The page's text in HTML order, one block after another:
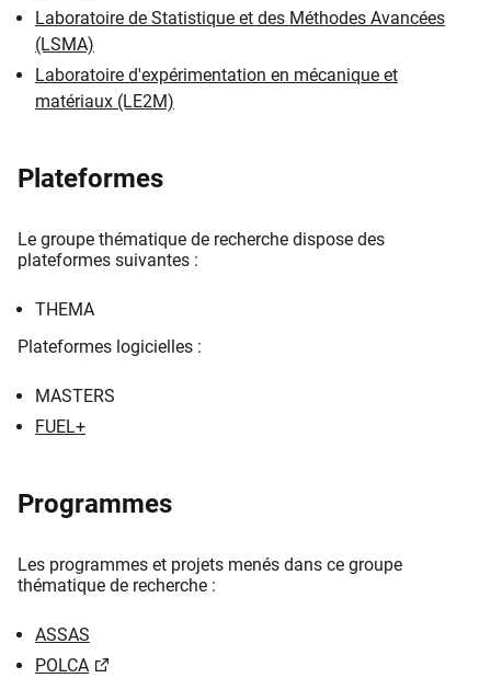
Laboratoire de Statistique et des Méthodes Avancées
(LSMA)
Laboratoire d'expérimentation en mécanique et
matériaux (LE2M)
Plateformes
Le groupe thématique de recherche dispose des
plateformes suivantes :
THEMA
Plateformes logicielles :
MASTERS
FUEL+
Programmes
Les programmes et projets menés dans ce groupe
thématique de recherche :
ASSAS
POLCA